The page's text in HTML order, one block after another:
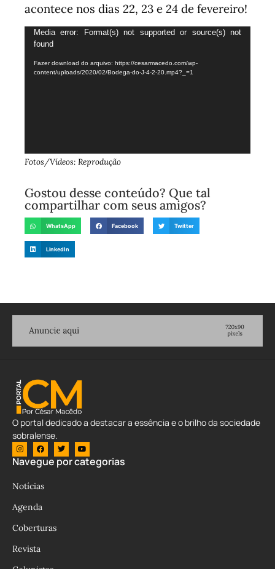
acontece nos dias 22, 23 e 24 de fevereiro!
Tocador
de
vídeo
Media error: Format(s) not supported or source(s) not
found
Fazer download do arquivo: https://cesarmacedo.com/wp-
content/uploads/2020/02/Bodega-do-J-4-2-20.mp4?_=1
Fotos/Vídeos: Reprodução
Gostou desse conteúdo? Que tal
compartilhar com seus amigos?
WhatsApp Facebook Twitter
LinkedIn
O portal dedicado a destacar a essência e o brilho da sociedade
sobralense.
Navegue por categorias
Notícias
Agenda
Coberturas
Revista